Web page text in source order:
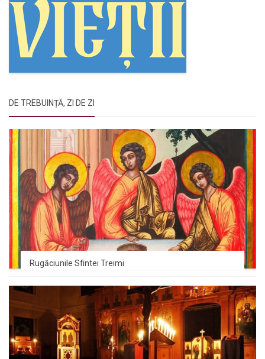
DE TREBUINȚĂ, ZI DE ZI
Rugăciunile Sfintei Treimi